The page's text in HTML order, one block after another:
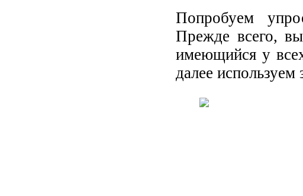
Попробуем
Прежде всего,
имеющийся у
далее